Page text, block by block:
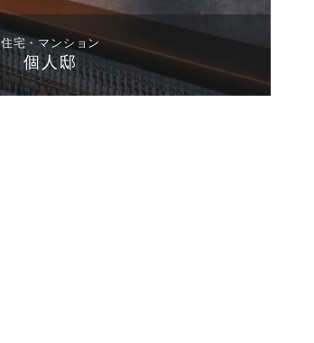
住宅・マンション
個人邸